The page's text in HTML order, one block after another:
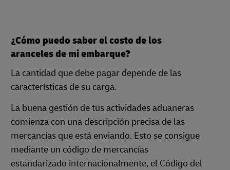
¿Cómo puedo saber el costo de los
aranceles de mi embarque?
La cantidad que debe pagar depende de las
características de su carga.
La buena gestión de tus actividades aduaneras
comienza con una descripción precisa de las
mercancías que está enviando. Esto se consigue
mediante un código de mercancías
estandarizado internacionalmente, el Código del